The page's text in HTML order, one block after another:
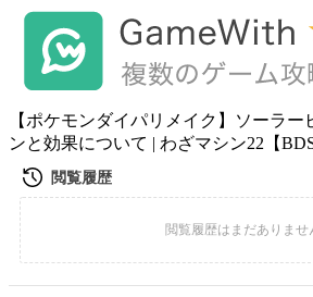
【ポケモンダイパリメイク】ソーラ
ンと効果について | わざマシン22【